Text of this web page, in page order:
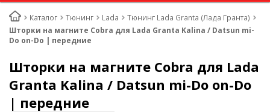
Каталог Тюнинг Lada
Тюнинг Lada Granta (Лада Гранта)
Шторки на магните Cobra для Lada Granta Kalina / Datsun mi-
Do on-Do | передние
Шторки на магните Cobra для Lada
Granta Kalina / Datsun mi-Do on-Do
| передние